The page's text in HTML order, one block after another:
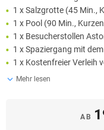
1 x Salzgrotte (45 Min.,
1 x Pool (90 Min.,
1 x Besucherstollen
1 x Spaziergang mit
1 x Kostenfreier Verleih
Mehr lesen
AB